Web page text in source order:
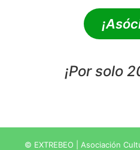
¡Por solo
© EXTREBEO | Asociación